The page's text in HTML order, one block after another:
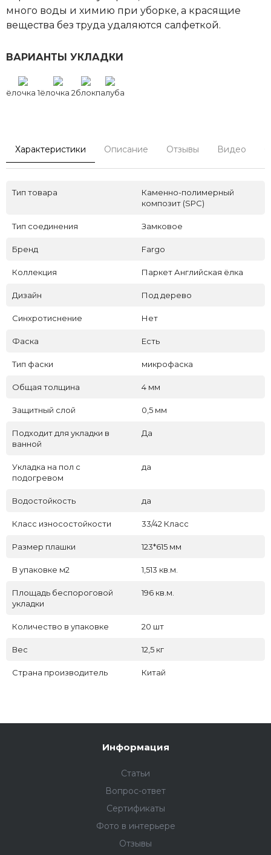
много воды и химию при уборке, а красящие
вещества без труда удаляются салфеткой.
ВАРИАНТЫ УКЛАДКИ
ёлочка 1ёлочка 2блокпалуба
Характеристики Описание Отзывы Видео
Тип товара
Каменно-полимерный
композит (SPC)
Тип соединения Замковое
Бренд Fargo
Коллекция Паркет Английская ёлка
Дизайн Под дерево
Синхротиснение Нет
Фаска Есть
Тип фаски микрофаска
Общая толщина 4 мм
Защитный слой 0,5 мм
Подходит для укладки в
ванной
Да
Укладка на пол c
подогревом
да
Водостойкость да
Класс износостойкости 33/42 Класс
Размер плашки 123*615 мм
В упаковке м2 1,513 кв.м.
Площадь беспороговой
укладки
196 кв.м.
Количество в упаковке 20 шт
Вес 12,5 кг
Страна производитель Китай
Информация
Статьи
Вопрос-ответ
Сертификаты
Фото в интерьере
Отзывы